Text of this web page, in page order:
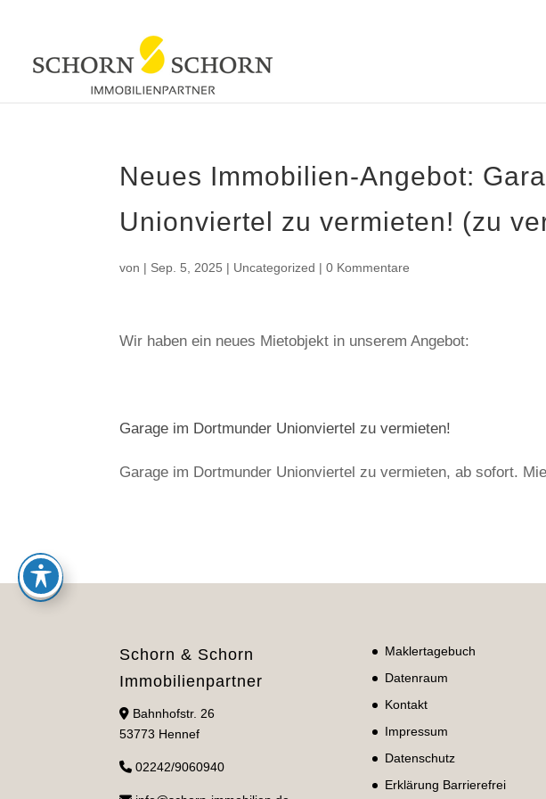
Neues Immobilien-Angebot:
Unionviertel zu vermieten! (zu
von | Sep. 5, 2025 | Uncategorized |0 Kommentare
Wir haben ein neues Mietobjekt in unserem Angebot:
Garage im Dortmunder Unionviertel zu vermieten!
Garage im Dortmunder Unionviertel zu vermieten, ab sofort.
Schorn & Schorn
Immobilienpartner
Bahnhofstr. 26
53773 Hennef
02242/9060940
Maklertagebuch
Datenraum
Kontakt
Impressum
Datenschutz
Erklärung Barrierefrei